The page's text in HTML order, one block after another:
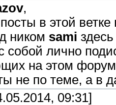
,
в этой
ником sami здесь
лично
на этом
не по теме, а в
09:31]